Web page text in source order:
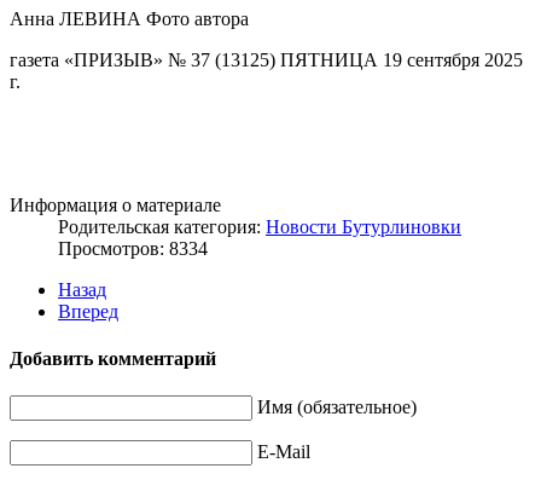
Анна ЛЕВИНА Фото автора
газета «ПРИЗЫВ» № 37 (13125) ПЯТНИЦА 19 сентября 2025
г.
Информация о материале
Родительская категория: Новости Бутурлиновки
Просмотров: 8334
Назад
Вперед
Добавить комментарий
Имя (обязательное)
E-Mail